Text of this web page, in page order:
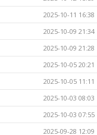
2025-10-11 16:38
2025-10-09 21:34
2025-10-09 21:28
2025-10-05 20:21
2025-10-05 11:11
2025-10-03 08:03
2025-10-03 07:55
2025-09-28 12:09